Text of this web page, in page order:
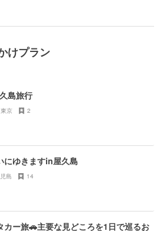
けプラン
島旅行
東京 2
にゆきますin屋久島
島 14
カー旅🚗主要な見どころを1日で巡るお